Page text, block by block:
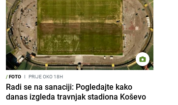
/FOTO I PRIJE OKO 18H
Radi se na sanaciji: Pogledajte kako
danas izgleda travnjak stadiona Koševo